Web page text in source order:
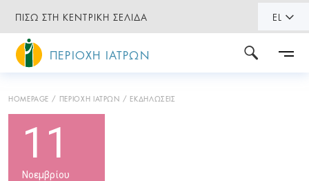
ΠΙΣΩ ΣΤΗ ΚΕΝΤΡΙΚΗ ΣΕΛΙΔΑ EL
ΠΕΡΙΟΧΗ ΙΑΤΡΩΝ
HOMEPAGE ΠΕΡΙΟΧΗ ΙΑΤΡΩΝ ΕΚΔΗΛΩΣΕΙΣ
11
Νοεμβρίου